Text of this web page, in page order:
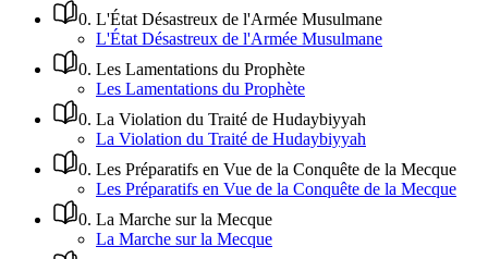
0. L'État Désastreux de l'Armée Musulmane
L'État Désastreux de l'Armée Musulmane
0. Les Lamentations du Prophète
Les Lamentations du Prophète
0. La Violation du Traité de Hudaybiyyah
La Violation du Traité de Hudaybiyyah
0. Les Préparatifs en Vue de la Conquête de la Mecque
Les Préparatifs en Vue de la Conquête de la Mecque
0. La Marche sur la Mecque
La Marche sur la Mecque